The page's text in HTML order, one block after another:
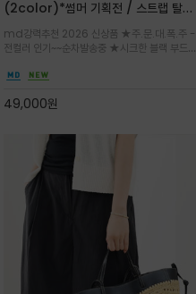
(2color)*썸머 기획전 / 스트랩 탈착
세한 메쉬 짜임 위로 은은하게 반짝이는
크리스탈 디테일을 더한 플랫슈즈
md강력추천 2026 신상품 ★주.문.대.폭.주 -
전컬러 인기~~순차발송중 ★시크한 블랙 부드러
하게 좋으며 가볍고 시원해 데일리 만능 아이템 /
49,000원